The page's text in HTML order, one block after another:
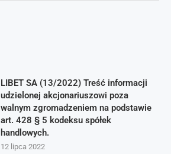
LIBET SA (13/2022) Treść informacji
udzielonej akcjonariuszowi poza
walnym zgromadzeniem na podstawie
art. 428 § 5 kodeksu spółek
handlowych.
12 lipca 2022